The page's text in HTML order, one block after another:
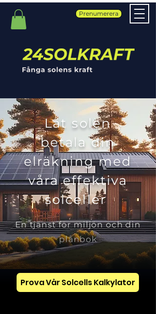
Prenumerera
Låt solen
betala din
elräkning med
våra effektiva
solceller
En tjänst för miljön och din
plånbok
Prova Vår Solcells Kalkylator